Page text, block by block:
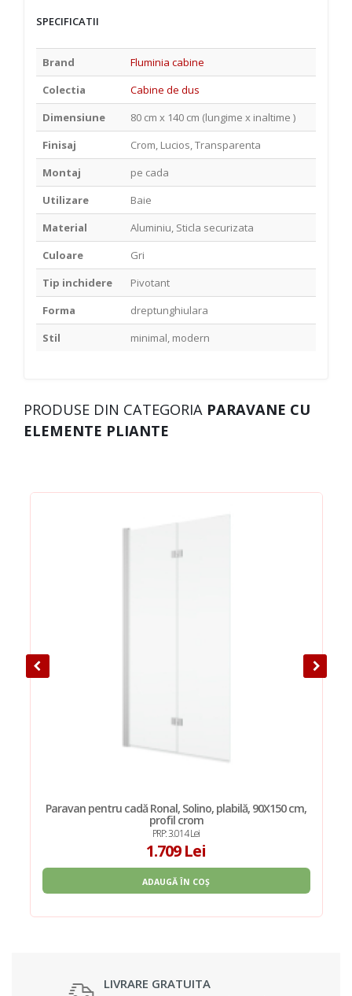
SPECIFICATII
Brand
Fluminia cabine
Colectia
Cabine de dus
Dimensiune
80 cm x 140 cm (lungime x inaltime )
Finisaj
Crom, Lucios, Transparenta
Montaj
pe cada
Utilizare
Baie
Material
Aluminiu, Sticla securizata
Culoare
Gri
Tip inchidere
Pivotant
Forma
dreptunghiulara
Stil
minimal, modern
PRODUSE DIN CATEGORIA PARAVANE CU
ELEMENTE PLIANTE
Paravan pentru cadă Ronal, Solino, plabilă, 90X150 cm,
profil crom
PRP: 3.014 Lei
1.709 Lei
ADAUGĂ ÎN COȘ
LIVRARE GRATUITA